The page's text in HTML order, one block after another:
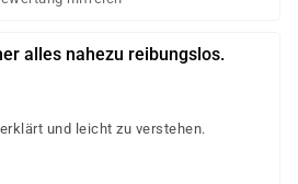
alles nahezu reibungslos.
und leicht zu verstehen.